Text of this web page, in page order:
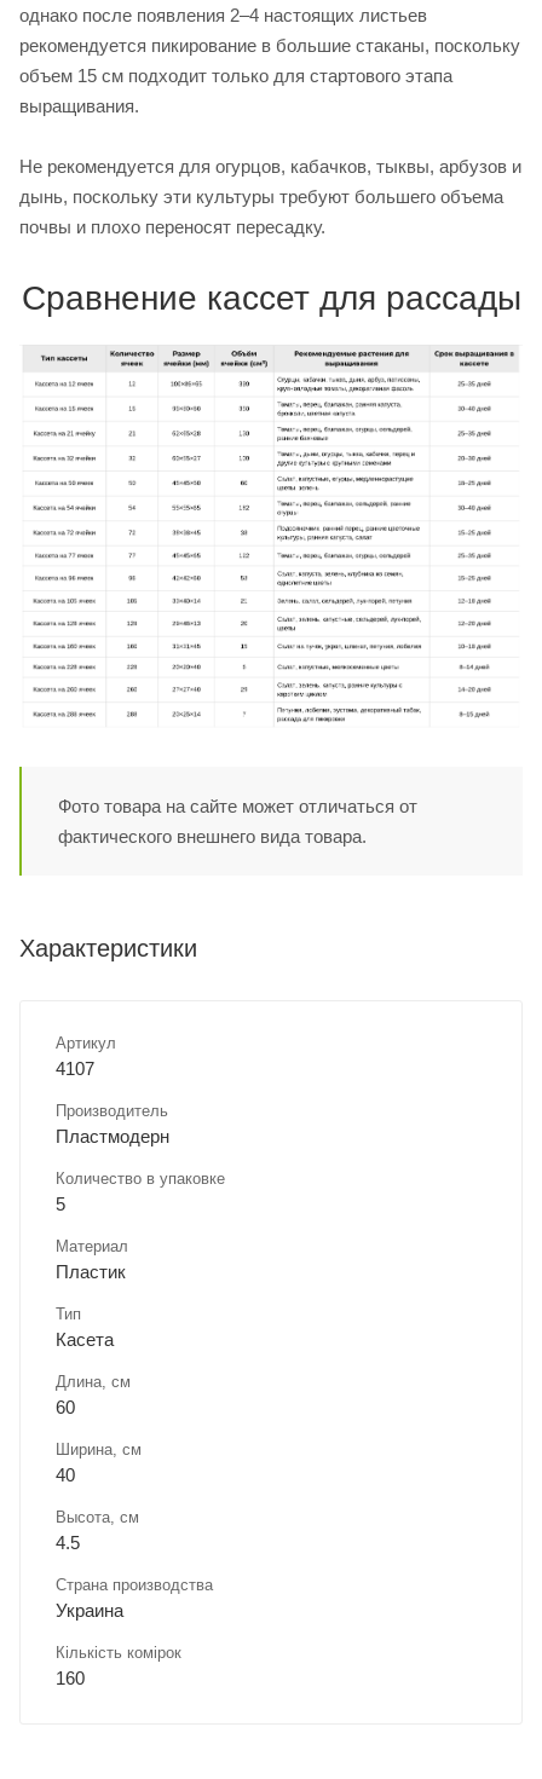
однако после появления 2–4 настоящих листьев
рекомендуется пикирование в большие стаканы, поскольку
объем 15 см подходит только для стартового этапа
выращивания.
Не рекомендуется для огурцов, кабачков, тыквы, арбузов и
дынь, поскольку эти культуры требуют большего объема
почвы и плохо переносят пересадку.
Сравнение кассет для рассады
Фото товара на сайте может отличаться от
фактического внешнего вида товара.
Характеристики
Артикул
4107
Производитель
Пластмодерн
Количество в упаковке
5
Материал
Пластик
Тип
Касета
Длина, cм
60
Ширина, cм
40
Высота, см
4.5
Страна производства
Украина
Кількість комірок
160